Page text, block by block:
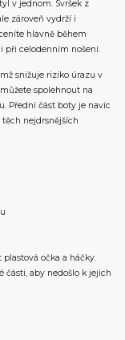
v jednom. Svršek z
zároveň vydrží i
hlavně během
při celodenním nošení.
snižuje riziko úrazu v
spolehnout na
Přední část boty je navíc
nejdrsnějších
očka a háčky.
části, aby nedošlo k jejich